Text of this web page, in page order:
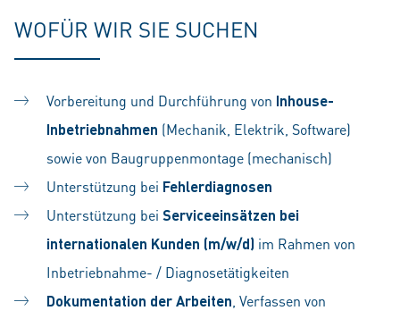
WOFÜR WIR SIE SUCHEN
Vorbereitung und Durchführung von Inhouse-
Inbetriebnahmen (Mechanik, Elektrik, Software)
sowie von Baugruppenmontage (mechanisch)
Unterstützung bei Fehlerdiagnosen
Unterstützung bei Serviceeinsätzen bei
internationalen Kunden (m/w/d) im Rahmen von
Inbetriebnahme- / Diagnosetätigkeiten
Dokumentation der Arbeiten , Verfassen von